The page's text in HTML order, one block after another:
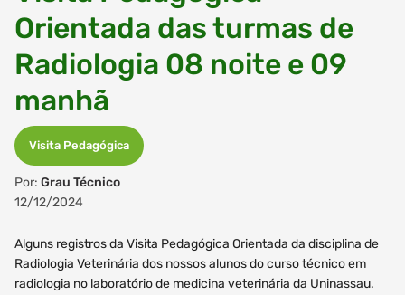
Orientada das turmas de
Radiologia 08 noite e 09
manhã
Visita Pedagógica
Por: Grau Técnico
12/12/2024
Alguns registros da Visita Pedagógica Orientada da disciplina de
Radiologia Veterinária dos nossos alunos do curso técnico em
radiologia no laboratório de medicina veterinária da Uninassau.